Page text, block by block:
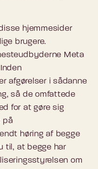
hjemmesider
brugere.
Meta
afgørelser i sådanne
så de omfattede
for at gøre sig
på
høring af begge
til, at begge har
om